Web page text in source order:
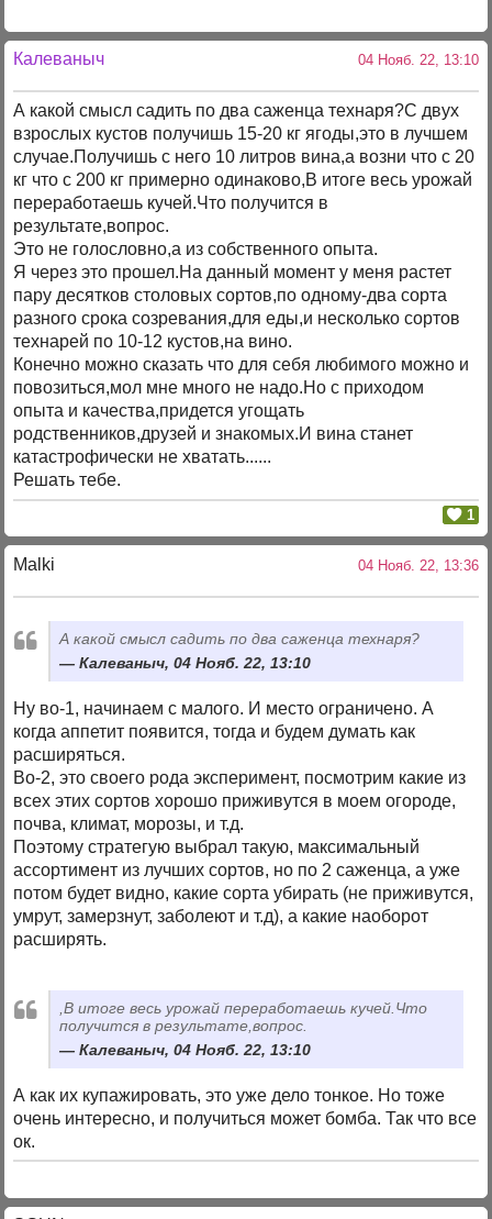
Калеваныч 04 Нояб. 22, 13:10
А какой смысл садить по два саженца технаря?С двух
взрослых кустов получишь 15-20 кг ягоды,это в лучшем
случае.Получишь с него 10 литров вина,а возни что с 20
кг что с 200 кг примерно одинаково,В итоге весь урожай
переработаешь кучей.Что получится в
результате,вопрос.
Это не голословно,а из собственного опыта.
Я через это прошел.На данный момент у меня растет
пару десятков столовых сортов,по одному-два сорта
разного срока созревания,для еды,и несколько сортов
технарей по 10-12 кустов,на вино.
Конечно можно сказать что для себя любимого можно и
повозиться,мол мне много не надо.Но с приходом
опыта и качества,придется угощать
родственников,друзей и знакомых.И вина станет
катастрофически не хватать......
Решать тебе.
1
Malki 04 Нояб. 22, 13:36
А какой смысл садить по два саженца технаря?
Калеваныч, 04 Нояб. 22, 13:10
Ну во-1, начинаем с малого. И место ограничено. А
когда аппетит появится, тогда и будем думать как
расширяться.
Во-2, это своего рода эксперимент, посмотрим какие из
всех этих сортов хорошо приживутся в моем огороде,
почва, климат, морозы, и т.д.
Поэтому стратегую выбрал такую, максимальный
ассортимент из лучших сортов, но по 2 саженца, а уже
потом будет видно, какие сорта убирать (не приживутся,
умрут, замерзнут, заболеют и т.д), а какие наоборот
расширять.
,В итоге весь урожай переработаешь кучей.Что
получится в результате,вопрос.
Калеваныч, 04 Нояб. 22, 13:10
А как их купажировать, это уже дело тонкое. Но тоже
очень интересно, и получиться может бомба. Так что все
ок.